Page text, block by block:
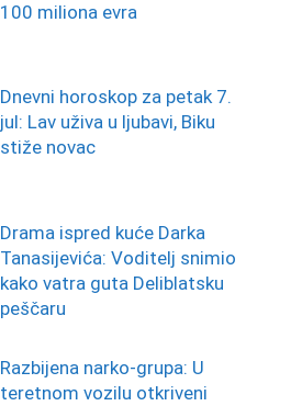
100 miliona evra
Dnevni horoskop za petak 7.
jul: Lav uživa u ljubavi, Biku
stiže novac
Drama ispred kuće Darka
Tanasijevića: Voditelj snimio
kako vatra guta Deliblatsku
peščaru
Razbijena narko-grupa: U
teretnom vozilu otkriveni